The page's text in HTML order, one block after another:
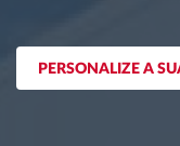
Gestão de
PERSONALIZE A